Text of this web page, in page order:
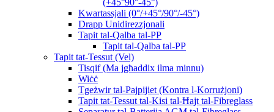
(+45°90°-45°)
Kwartassjali (0°/+45°/90°/-45°)
Drapp Unidirezzjonali
Tapit tal-Qalba tal-PP
Tapit tal-Qalba tal-PP
Tapit tat-Tessut (Vel)
Tisqif (Ma jgħaddix ilma minnu)
Wiċċ
Tgeżwir tal-Pajpijiet (Kontra l-Korrużjoni)
Tapit tat-Tessut tal-Kisi tal-Ħajt tal-Fibreglass